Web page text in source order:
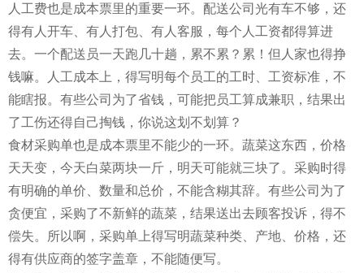
人工费也是成本票里的重要一环。配送公司光有车不够，还
得有人开车、有人打包、有人客服，每个人工资都得算进
去。一个配送员一天跑几十趟，累不累？累！但人家也得挣
钱嘛。人工成本上，得写明每个员工的工时、工资标准，不
能瞎报。有些公司为了省钱，可能把员工算成兼职，结果出
了工伤还得自己掏钱，你说这划不划算？
食材采购单也是成本票里不能少的一环。蔬菜这东西，价格
天天变，今天白菜两块一斤，明天可能就三块了。采购时得
有明确的单价、数量和总价，不能含糊其辞。有些公司为了
贪便宜，采购了不新鲜的蔬菜，结果送出去顾客投诉，得不
偿失。所以啊，采购单上得写明蔬菜种类、产地、价格，还
得有供应商的签字盖章，不能随便写。